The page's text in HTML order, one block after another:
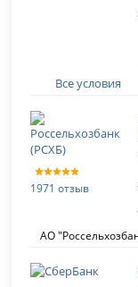
Все условия
1971 отзыв
АО